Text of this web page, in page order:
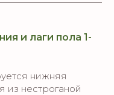
и лаги пола 1-
нижняя
из нестроганой